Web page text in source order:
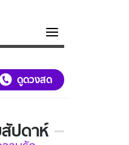
วดูดวงสด
สัปดาห์